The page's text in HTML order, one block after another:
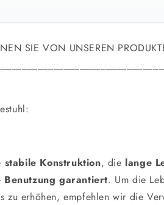
SIE VON UNSEREN
stabile Konstruktion, die lange
Benutzung garantiert. Um die
zu erhöhen, empfehlen wir die